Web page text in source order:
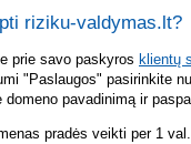
riziku-valdymas.lt?
prie savo paskyros klientų
"Paslaugos" pasirinkite
domeno pavadinimą ir
pradės veikti per 1 val.